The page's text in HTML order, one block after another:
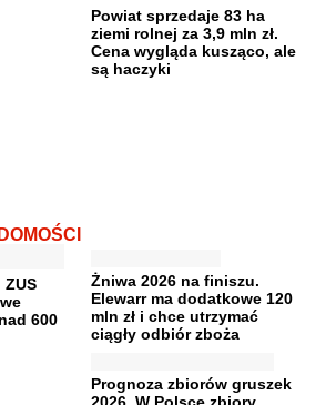
Powiat sprzedaje 83 ha
ziemi rolnej za 3,9 mln zł.
Cena wygląda kusząco, ale
są haczyki
ZUS
600
Żniwa 2026 na finiszu.
Elewarr ma dodatkowe 120
mln zł i chce utrzymać
ciągły odbiór zboża
Prognoza zbiorów gruszek